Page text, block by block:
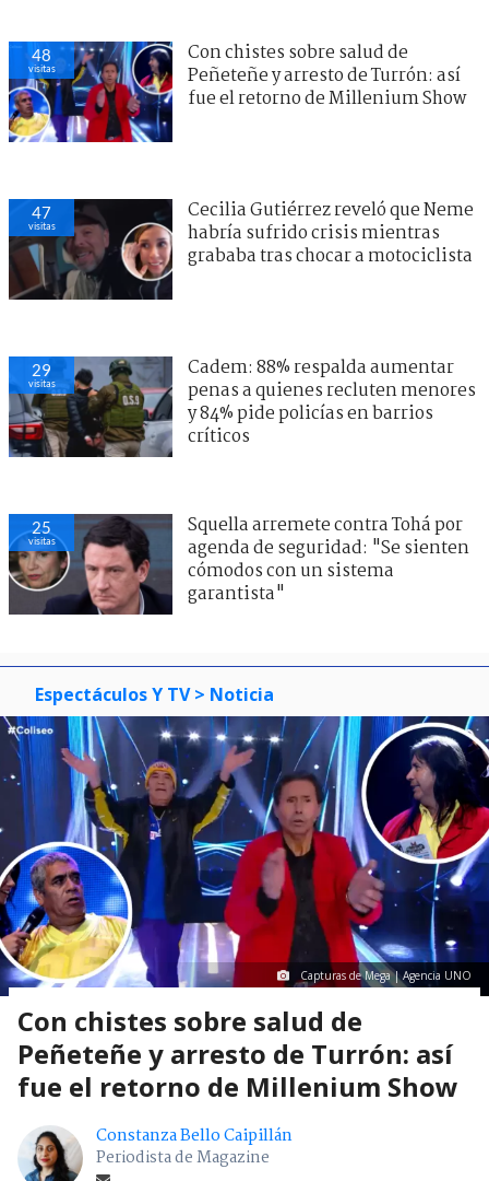
48
visitas
Con chistes sobre salud de
Peñeteñe y arresto de Turrón: así
fue el retorno de Millenium Show
47
visitas
Cecilia Gutiérrez reveló que Neme
habría sufrido crisis mientras
grababa tras chocar a motociclista
29
visitas
Cadem: 88% respalda aumentar
penas a quienes recluten menores
y 84% pide policías en barrios
críticos
25
visitas
Squella arremete contra Tohá por
agenda de seguridad: "Se sienten
cómodos con un sistema
garantista"
Espectáculos Y TV > Noticia
Capturas de Mega | Agencia UNO
Con chistes sobre salud de
Peñeteñe y arresto de Turrón: así
fue el retorno de Millenium Show
Constanza Bello Caipillán
Periodista de Magazine